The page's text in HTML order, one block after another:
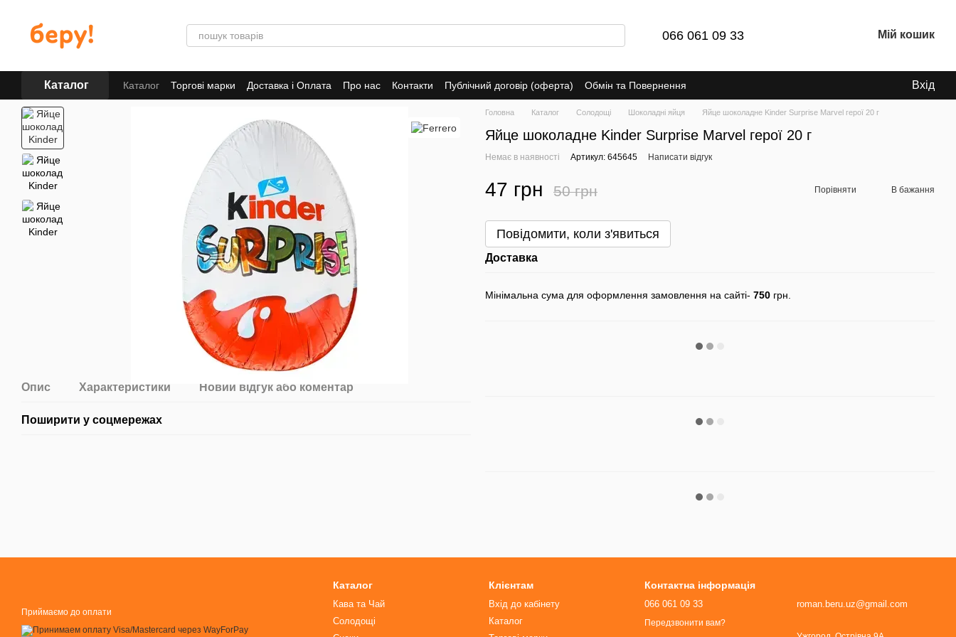
066 061 09 33 Мій кошик
Каталог Каталог Торгові марки Доставка і Оплата Про нас Контакти Публічний договір (оферта) Обмін та Повернення Вхід
Опис Характеристики Новий відгук або коментар
Поширити у соцмережах
Головна Каталог Солодощі Шоколадні яйця Яйце шоколадне Kinder Surprise Marvel герої 20 г
Яйце шоколадне Kinder Surprise Marvel герої 20 г
Немає в наявності Артикул: 645645 Написати відгук
47 грн 50 грн Порівняти В бажання
Повідомити, коли з'явиться
Доставка
Мінімальна сума для оформлення замовлення на сайті- 750 грн.
Приймаємо до оплати
Каталог
Кава та Чай
Солодощі
Клієнтам
Вхід до кабінету
Каталог
Контактна інформація
066 061 09 33
Передзвонити вам?
roman.beru.uz@gmail.com